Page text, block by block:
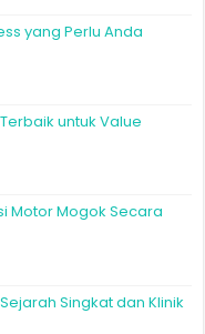
yang Perlu Anda
untuk Value
Motor Mogok Secara
Singkat dan Klinik